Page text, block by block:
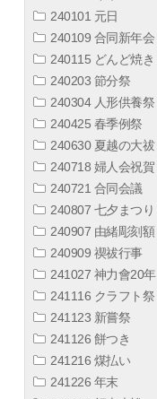
240101 元日
240109 合同新年会
240115 どんど焼き
240203 節分祭
240304 人形供養祭
240425 春季例祭
240630 夏越の大祓
240718 婦人会祝賀
240721 合同会議
240807 七夕まつり
240907 由緒彫刻額
240909 禊祓行事
241027 神力會20年
241116 クラフト祭
241123 新嘗祭
241126 餅つき
241216 煤払い
241226 年末